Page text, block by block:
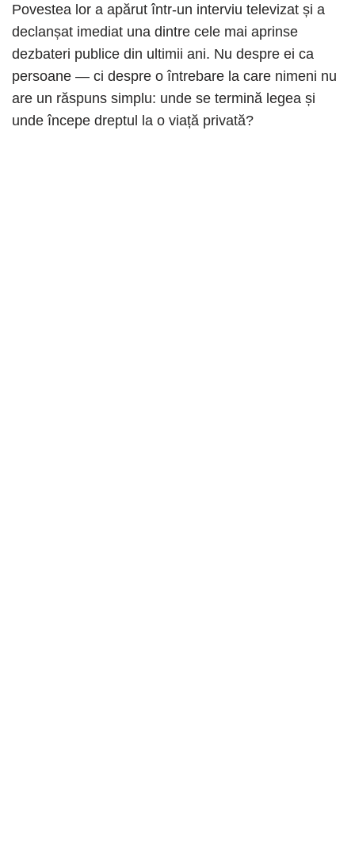
Povestea lor a apărut într-un interviu televizat și a
declanșat imediat una dintre cele mai aprinse
dezbateri publice din ultimii ani. Nu despre ei ca
persoane — ci despre o întrebare la care nimeni nu
are un răspuns simplu: unde se termină legea și
unde începe dreptul la o viață privată?